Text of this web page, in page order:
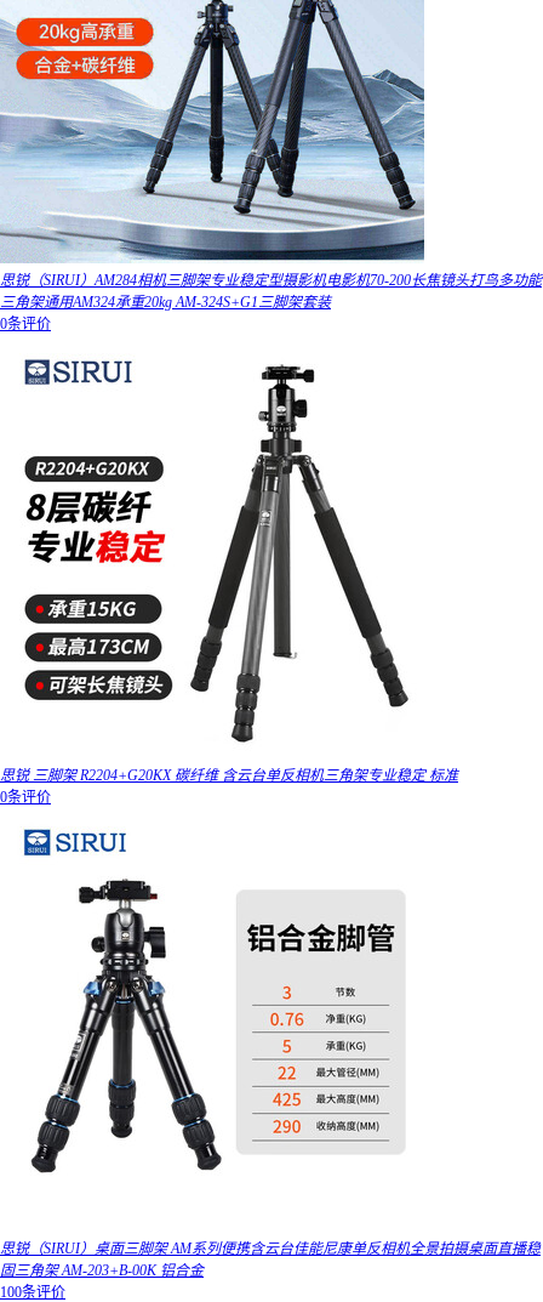
思锐（SIRUI）AM284相机三脚架专业稳定型摄影机电影机70-200长焦镜头打鸟多功能
三角架通用AM324承重20kg AM-324S+G1三脚架套装
0条评价
思锐 三脚架 R2204+G20KX 碳纤维 含云台单反相机三角架专业稳定 标准
0条评价
思锐（SIRUI）桌面三脚架 AM系列便携含云台佳能尼康单反相机全景拍摄桌面直播稳
固三角架 AM-203+B-00K 铝合金
100条评价